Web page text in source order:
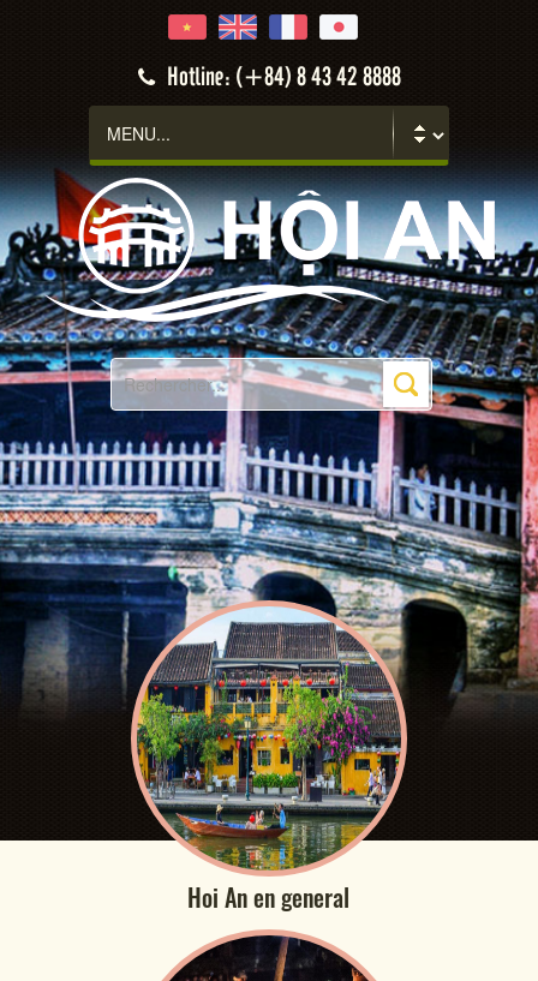
Hotline: (+84) 8 43 42 8888
Hoi An en general